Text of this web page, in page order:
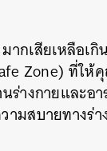
กเสียเหลือเ
Zone) ที่ใ
นร่างกายแล
มสบายทางร่